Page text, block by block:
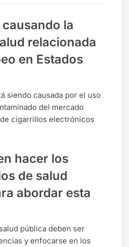
causando la
relacionada
en Estados
siendo causada por el uso
del mercado
cigarrillos electrónicos
hacer los
de salud
abordar esta
pública deben ser
y enfocarse en los